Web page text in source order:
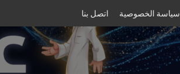
اتصل بنا سياسة الخصوصية